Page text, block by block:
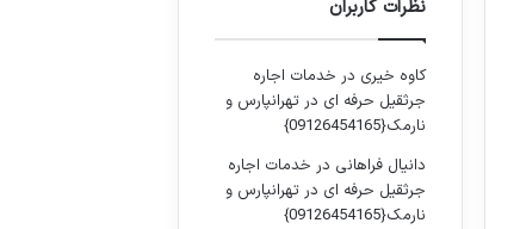
نظرات کاربران
کاوه خیری در خدمات اجاره
جرثقیل حرفه ای در تهرانپارس و
نارمک{09126454165}
دانیال فراهانی در خدمات اجاره
جرثقیل حرفه ای در تهرانپارس و
نارمک{09126454165}